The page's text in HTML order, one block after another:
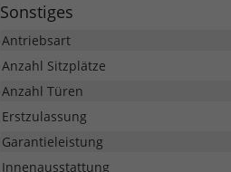
Sonstiges
Antriebsart
Anzahl Sitzplätze
Anzahl Türen
Erstzulassung
Garantieleistung
Innenausstattung